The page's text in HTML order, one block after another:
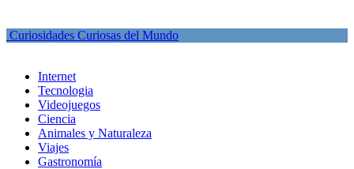
Curiosidades Curiosas del Mundo
Internet
Tecnologia
Videojuegos
Ciencia
Animales y Naturaleza
Viajes
Gastronomía